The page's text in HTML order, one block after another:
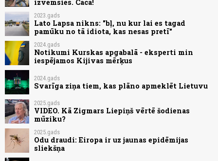
izvemsies. Caca!
2023.gads
Lato Lapsa nikns: "bļ, nu kur lai es tagad
pamūku no tā idiota, kas nesas pretī"
2024.gads
Notikumi Kurskas apgabalā - eksperti min
iespējamos Kijivas mērķus
2024.gads
Svarīga ziņa tiem, kas plāno apmeklēt Lietuvu
2025.gads
VIDEO. Kā Zigmars Liepiņš vērtē šodienas
mūziku?
2025.gads
Odu draudi: Eiropa ir uz jaunas epidēmijas
sliekšņa